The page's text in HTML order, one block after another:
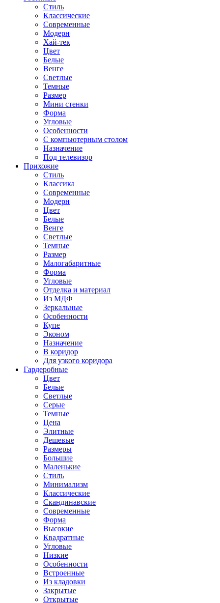
Стиль
Классические
Современные
Модерн
Хай-тек
Цвет
Белые
Венге
Светлые
Темные
Размер
Мини стенки
Форма
Угловые
Особенности
С компьютерным столом
Назначение
Под телевизор
Прихожие
Стиль
Классика
Современные
Модерн
Цвет
Белые
Венге
Светлые
Темные
Размер
Малогабаритные
Форма
Угловые
Отделка и материал
Из МДФ
Зеркальные
Особенности
Купе
Эконом
Назначение
В коридор
Для узкого коридора
Гардеробные
Цвет
Белые
Светлые
Серые
Темные
Цена
Элитные
Дешевые
Размеры
Большие
Маленькие
Стиль
Минимализм
Классические
Скандинавские
Современные
Форма
Высокие
Квадратные
Угловые
Низкие
Особенности
Встроенные
Из кладовки
Закрытые
Открытые